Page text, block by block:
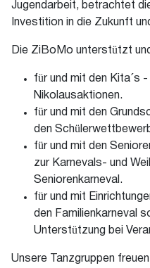
Jugendarbeit, betrachtet
Investition in die Zukunft
Die ZiBoMo unterstützt
für und mit den Kita´s
Nikolausaktionen.
für und mit den
den
für und mit den
zur Karnevals- und
Seniorenkarneval.
für und mit
den Familienkarneval
Unterstützung bei
Unsere Tanzgruppen